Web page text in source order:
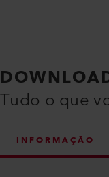
Tudo o que
INFORMAÇÃO